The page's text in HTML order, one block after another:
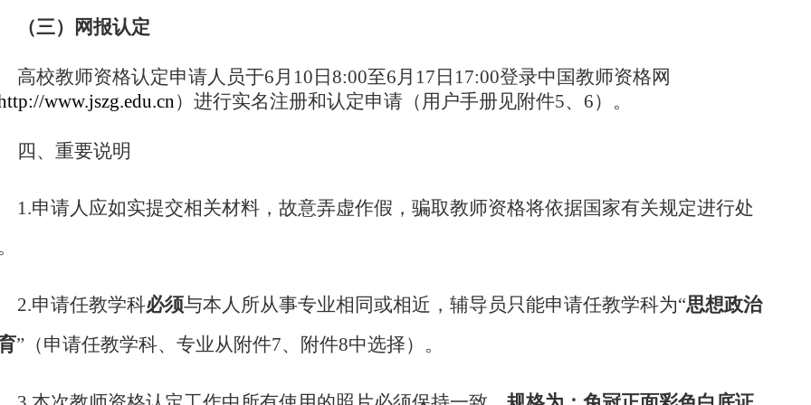
（三）网报认定
高校教师资格认定申请人员于6月10日8:00至6月17日17:00登录中国教师资格网
www.jszg.edu.cn） 进行实名注册和认定申请 （用户手册见附件5、6）。
四、重要说明
1.申请人应如实提交相关材料，故意弄虚作假，骗取教师资格将依据国家有关规定进行处
2.申请任教学科必须与本人所从事专业相同或相近，辅导员只能申请任教学科为“思想政治
”（申请任教学科、专业从附件7、附件8中选择）。